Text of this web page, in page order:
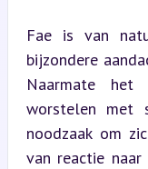
Fae is van
bijzondere
Naarmate
worstelen met
noodzaak om
van reactie